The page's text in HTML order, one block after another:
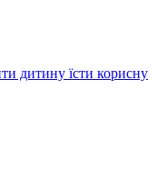
дитину їсти корисну